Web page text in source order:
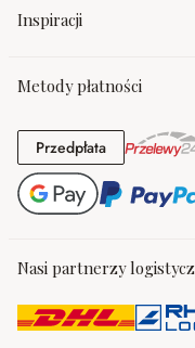
Inspiracji
Metody płatności
PrzedpłataPrzedpłata
Nasi partnerzy